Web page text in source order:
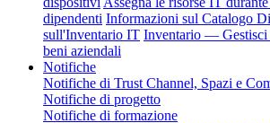
dipendenti Informazioni sul Catalogo
sull'Inventario IT Inventario — Gestisci
beni aziendali
Notifiche
Notifiche di Trust Channel, Spazi e
Notifiche di progetto
Notifiche di formazione